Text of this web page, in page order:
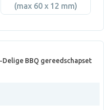
(max 60 x 12 mm)
Delige BBQ gereedschapset